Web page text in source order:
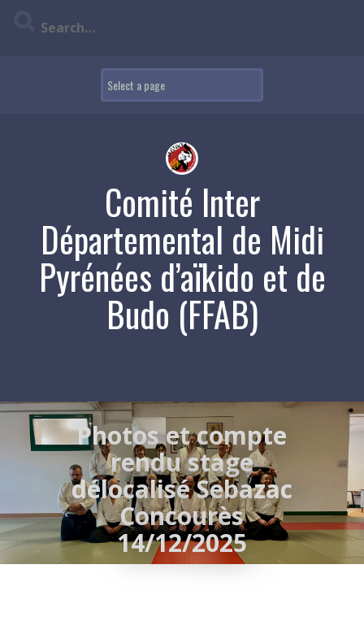
Comité Inter
Départemental de Midi
Pyrénées d’aïkido et de
Budo (FFAB)
Photos et compte
rendu stage
délocalisé Sebazac
Concourès
14/12/2025